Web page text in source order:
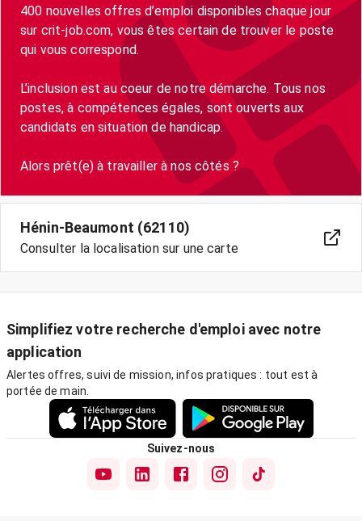
400 nouvelles offres d’emploi disponibles chaque jour
sur crit-job.com, vous êtes certain de trouver le poste
qui vous correspond.
L’inclusion est au coeur de notre démarche. Tous nos
postes, à compétences égales, sont ouverts aux
candidats en situation de handicap.
Alors prêt(e) à travailler à nos côtés ?
Hénin-Beaumont (62110)
Consulter la localisation sur une carte
Simplifiez votre recherche d'emploi avec notre
application
Alertes offres, suivi de mission, infos pratiques : tout est à
portée de main.
Suivez-nous